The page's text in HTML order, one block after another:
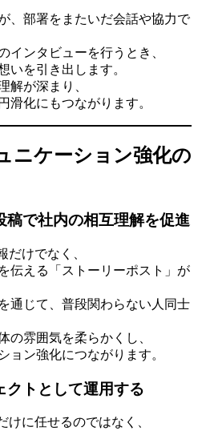
、部署をまたいだ会話や協力で
インタビューを行うとき、
いを引き出します。
解が深まり、
滑化にもつながります。
ニケーション強化の
稿で社内の相互理解を促進
だけでなく、
伝える「ストーリーポスト」が
通じて、普段関わらない人同士
の雰囲気を柔らかくし、
ョン強化につながります。
クトとして運用する
けに任せるのではなく、